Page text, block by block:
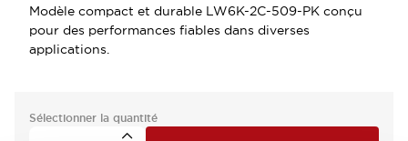
Modèle compact et durable LW6K-2C-509-PK conçu
pour des performances fiables dans diverses
applications.
Sélectionner la quantité